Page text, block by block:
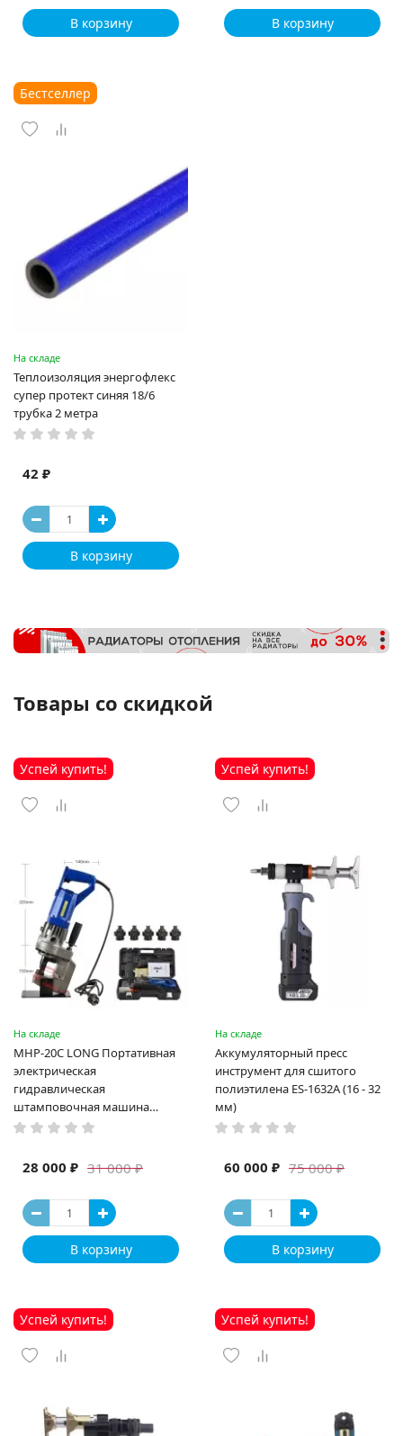
В корзину В корзину
Бестселлер
На складе
Теплоизоляция энергофлекс
супер протект синяя 18/6
трубка 2 метра
42 ₽
В корзину
Товары со скидкой
Успей купить!
На складе
MHP-20C LONG Портативная
электрическая
гидравлическая
штамповочная машина
высокая мощность и мощный
машина
31 000 ₽
28 000 ₽
В корзину
Успей купить!
На складе
Аккумуляторный пресс
инструмент для сшитого
полиэтилена ES-1632A (16 - 32
мм)
75 000 ₽
60 000 ₽
В корзину
Успей купить! Успей купить!